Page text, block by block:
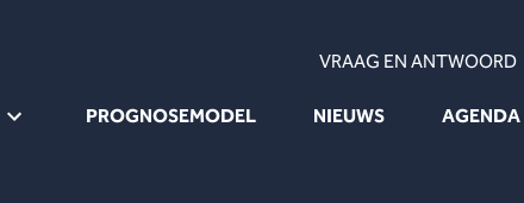
PROGNOSEMODEL NIEUWS AGENDA
VRAAG EN ANTWOORD